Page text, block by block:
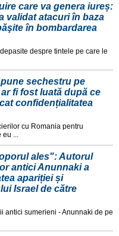
care va genera iureș:
validat atacuri în baza
în bombardarea
despre tintele pe care le
sechestru pe
fi fost luată după ce
confidențialitatea
cu Romania pentru
...
ales": Autorul
antici Anunnaki a
apariției și
Israel de către
antici sumerieni - Anunnaki de pe